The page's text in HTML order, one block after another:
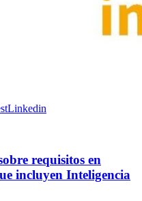
Linkedin
requisitos en
incluyen Inteligencia